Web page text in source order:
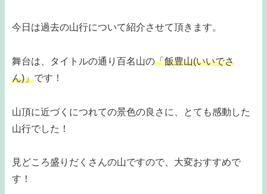
今日は過去の山行について紹介させて頂きます。
舞台は、タイトルの通り百名山の「飯豊山(いいでさ
ん)」です！
山頂に近づくにつれての景色の良さに、とても感動した
山行でした！
見どころ盛りだくさんの山ですので、大変おすすめで
す！